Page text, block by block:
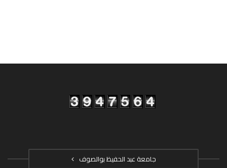
جامعة عبد الحفيظ بوالصوف